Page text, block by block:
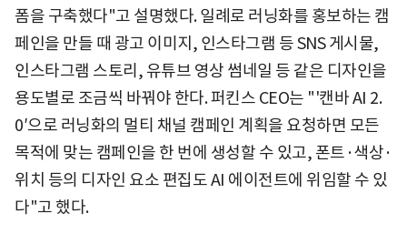
폼을 구축했다"고 설명했다. 일례로 러닝화를 홍보하는 캠
페인을 만들 때 광고 이미지, 인스타그램 등 SNS 게시물,
인스타그램 스토리, 유튜브 영상 썸네일 등 같은 디자인을
용도별로 조금씩 바꿔야 한다. 퍼킨스 CEO는 "'캔바 AI 2.
0′으로 러닝화의 멀티 채널 캠페인 계획을 요청하면 모든
목적에 맞는 캠페인을 한 번에 생성할 수 있고, 폰트·색상·
위치 등의 디자인 요소 편집도 AI 에이전트에 위임할 수 있
다"고 했다.